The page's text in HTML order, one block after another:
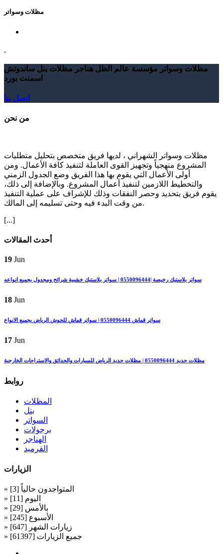
مظلات وسواتر
مظلات وسواتر مؤسسة عالم الظل هناجر مظلات بنل ساندوتش
اسمنت بورد
اتصل بنا
من نحن
مظلات وسواتر الشهراني ، لديها فريق متخصص بتحليل متطلبات
المشروع منهجياً وتجهيز القوى العاملة لتنفيذ كافة الأعمال. ومن
أولى الأعمال التي يقوم بها هذا الفريق وضع الجدول الزمني
والتخطيط اللازمين لتنفيذ أعمال المشروع. وبالإضافة إلى ذلك،
يقوم فريق بتحديد وحصر النفقات وذلك للإشراف على عملية التنفيذ
من وقت البدء فيه وحتى تسليمه إلى المالك.
[...]
أحدث المقالات
19 Jun
سواتر بلاستيك رخيصة |0550096444 | سواتر بلاستيك خشبية شرائح ومجدول بجميع انواعه
18 Jun
سواتر قماش 0550096444 | سواتر قماش للحوش الرياض بجميع الانواع
17 Jun
مظلات حديد 0550096444 | مظلات حديد الرياض للسيارات والحدائق والاستراحات الخارجية
روابط
المظلات
بنل
السواتر
برجولات
الهناجر
القرميد
الزيارات
» المتواجدون حالياً [3]
» اليوم [11]
» بالأمس [29]
» الأسبوع [245]
» زيارات الشهر [647]
» جميع الزيارات [61397]